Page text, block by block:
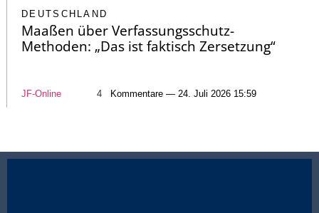
DEUTSCHLAND
Maaßen über Verfassungsschutz-
Methoden: „Das ist faktisch Zersetzung“
JF-Online 4 Kommentare — 24. Juli 2026 15:59